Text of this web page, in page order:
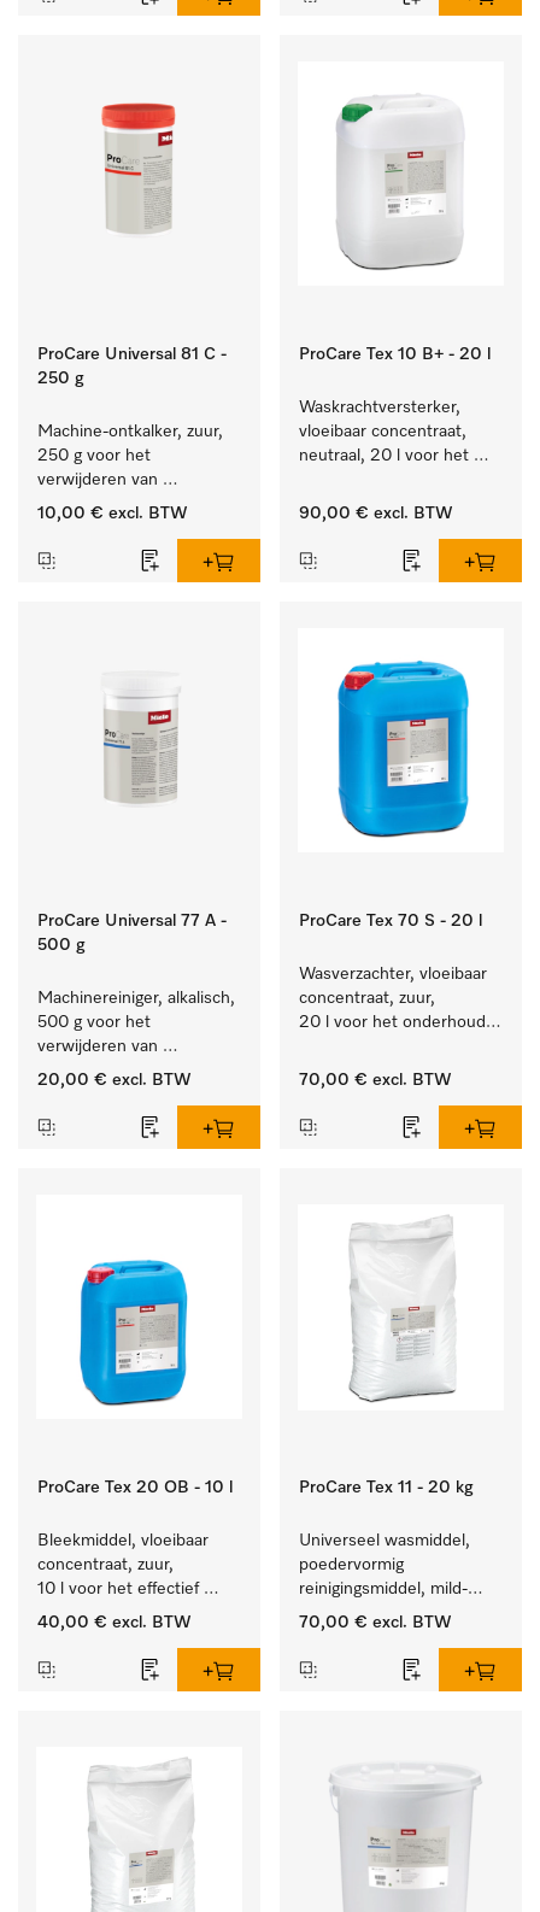
ProCare Universal 81 C -
250 g
Machine-ontkalker, zuur,
250 g voor het
verwijderen van
hardnekkige kalkaanslag.
10,00 € excl. BTW
ProCare Tex 10 B+ - 20 l
Waskrachtversterker,
vloeibaar concentraat,
neutraal, 20 l voor het
vetvlekken.
90,00 € excl. BTW
ProCare Universal 77 A -
500 g
Machinereiniger, alkalisch,
500 g voor het
verwijderen van
hardnekkige
20,00 € excl. BTW
ProCare Tex 70 S - 20 l
Wasverzachter, vloeibaar
concentraat, zuur,
20 l voor het onderhoud
textiel lang zacht blijft.
70,00 € excl. BTW
ProCare Tex 20 OB - 10 l
Bleekmiddel, vloeibaar
concentraat, zuur,
10 l voor het effectief
verwijderen van
40,00 € excl. BTW
ProCare Tex 11 - 20 kg
Universeel wasmiddel,
poedervormig
reinigingsmiddel, mild-
alkalisch, 20 kg voor het
en kleurechte bonte was.
70,00 € excl. BTW